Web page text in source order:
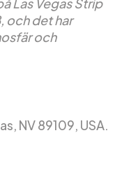
Las Vegas Strip
och det har
och
NV 89109, USA.